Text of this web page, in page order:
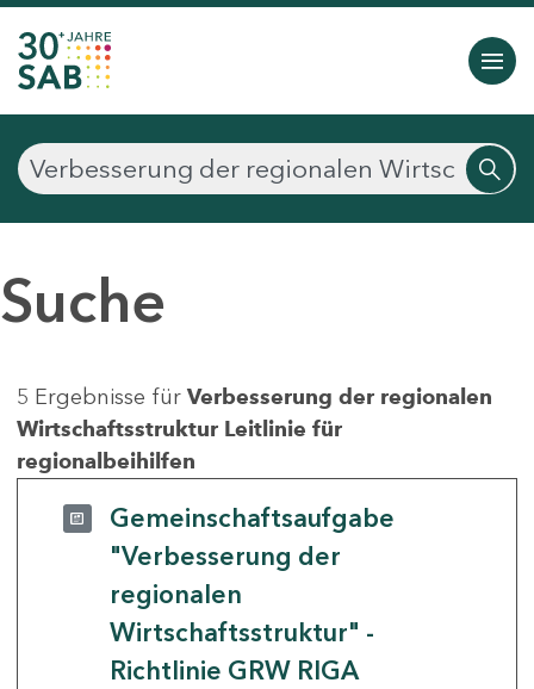
Suche
5 Ergebnisse für Verbesserung der regionalen
Wirtschaftsstruktur Leitlinie für
regionalbeihilfen
Gemeinschaftsaufgabe
"Verbesserung der
regionalen
Wirtschaftsstruktur" -
Richtlinie GRW RIGA